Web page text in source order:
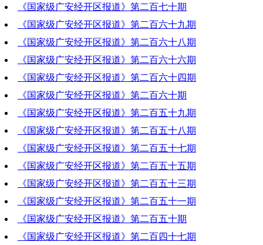
2024-05-16 18:07:04
《国家级广安经开区报道》第二百七十期
2024-05-09 20:21:35
《国家级广安经开区报道》第二百六十九期
2024-05-02 14:31:53
《国家级广安经开区报道》第二百六十八期
2024-04-25 18:18:03
《国家级广安经开区报道》第二百六十六期
2024-04-11 17:58:46
《国家级广安经开区报道》第二百六十四期
2024-03-28 17:44:15
《国家级广安经开区报道》第二百六十期
2024-02-29 18:29:36
《国家级广安经开区报道》第二百五十九期
2024-02-22 18:54:45
《国家级广安经开区报道》第二百五十八期
2024-02-15 14:09:02
《国家级广安经开区报道》第二百五十七期
2024-02-08 19:24:34
《国家级广安经开区报道》第二百五十五期
2024-01-25 18:07:13
《国家级广安经开区报道》第二百五十三期
2024-01-11 18:35:00
《国家级广安经开区报道》第二百五十一期
2023-12-28 19:11:25
《国家级广安经开区报道》第二百五十期
2023-12-21 18:42:45
《国家级广安经开区报道》第二百四十七期